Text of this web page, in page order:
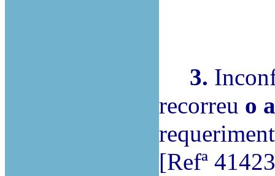
3.
recorreu o
[Refª